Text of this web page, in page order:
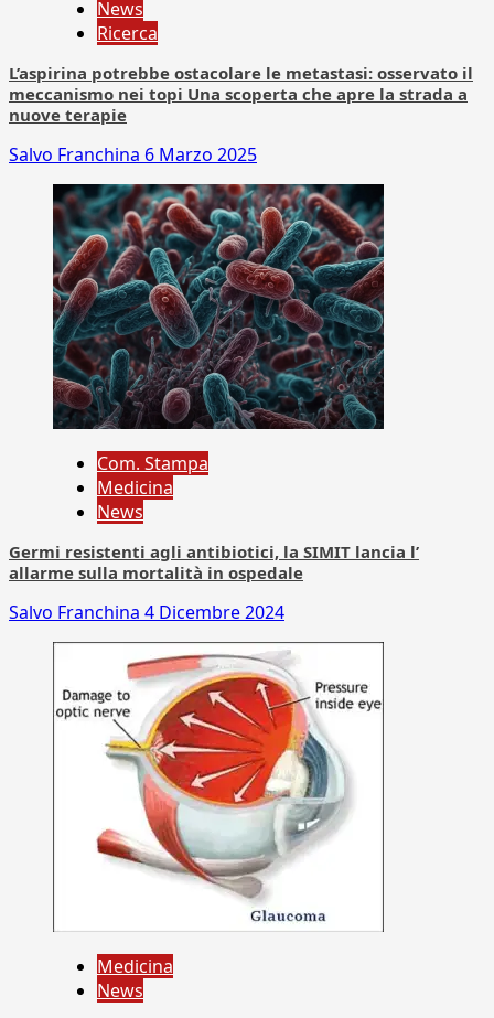
News
Ricerca
L’aspirina potrebbe ostacolare le metastasi: osservato il
meccanismo nei topi Una scoperta che apre la strada a
nuove terapie
Salvo Franchina 6 Marzo 2025
Com. Stampa
Medicina
News
Germi resistenti agli antibiotici, la SIMIT lancia l’
allarme sulla mortalità in ospedale
Salvo Franchina 4 Dicembre 2024
Medicina
News